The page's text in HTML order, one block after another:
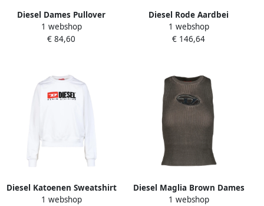
Diesel Dames Pullover
Sweatshirt Yellow Dames
1 webshop
€ 84,60
Diesel Rode Aardbei
Biologisch Katoenen Trui
Red Dames
1 webshop
€ 146,64
Diesel Katoenen Sweatshirt
Gray Dames
1 webshop
Diesel Maglia Brown Dames
1 webshop